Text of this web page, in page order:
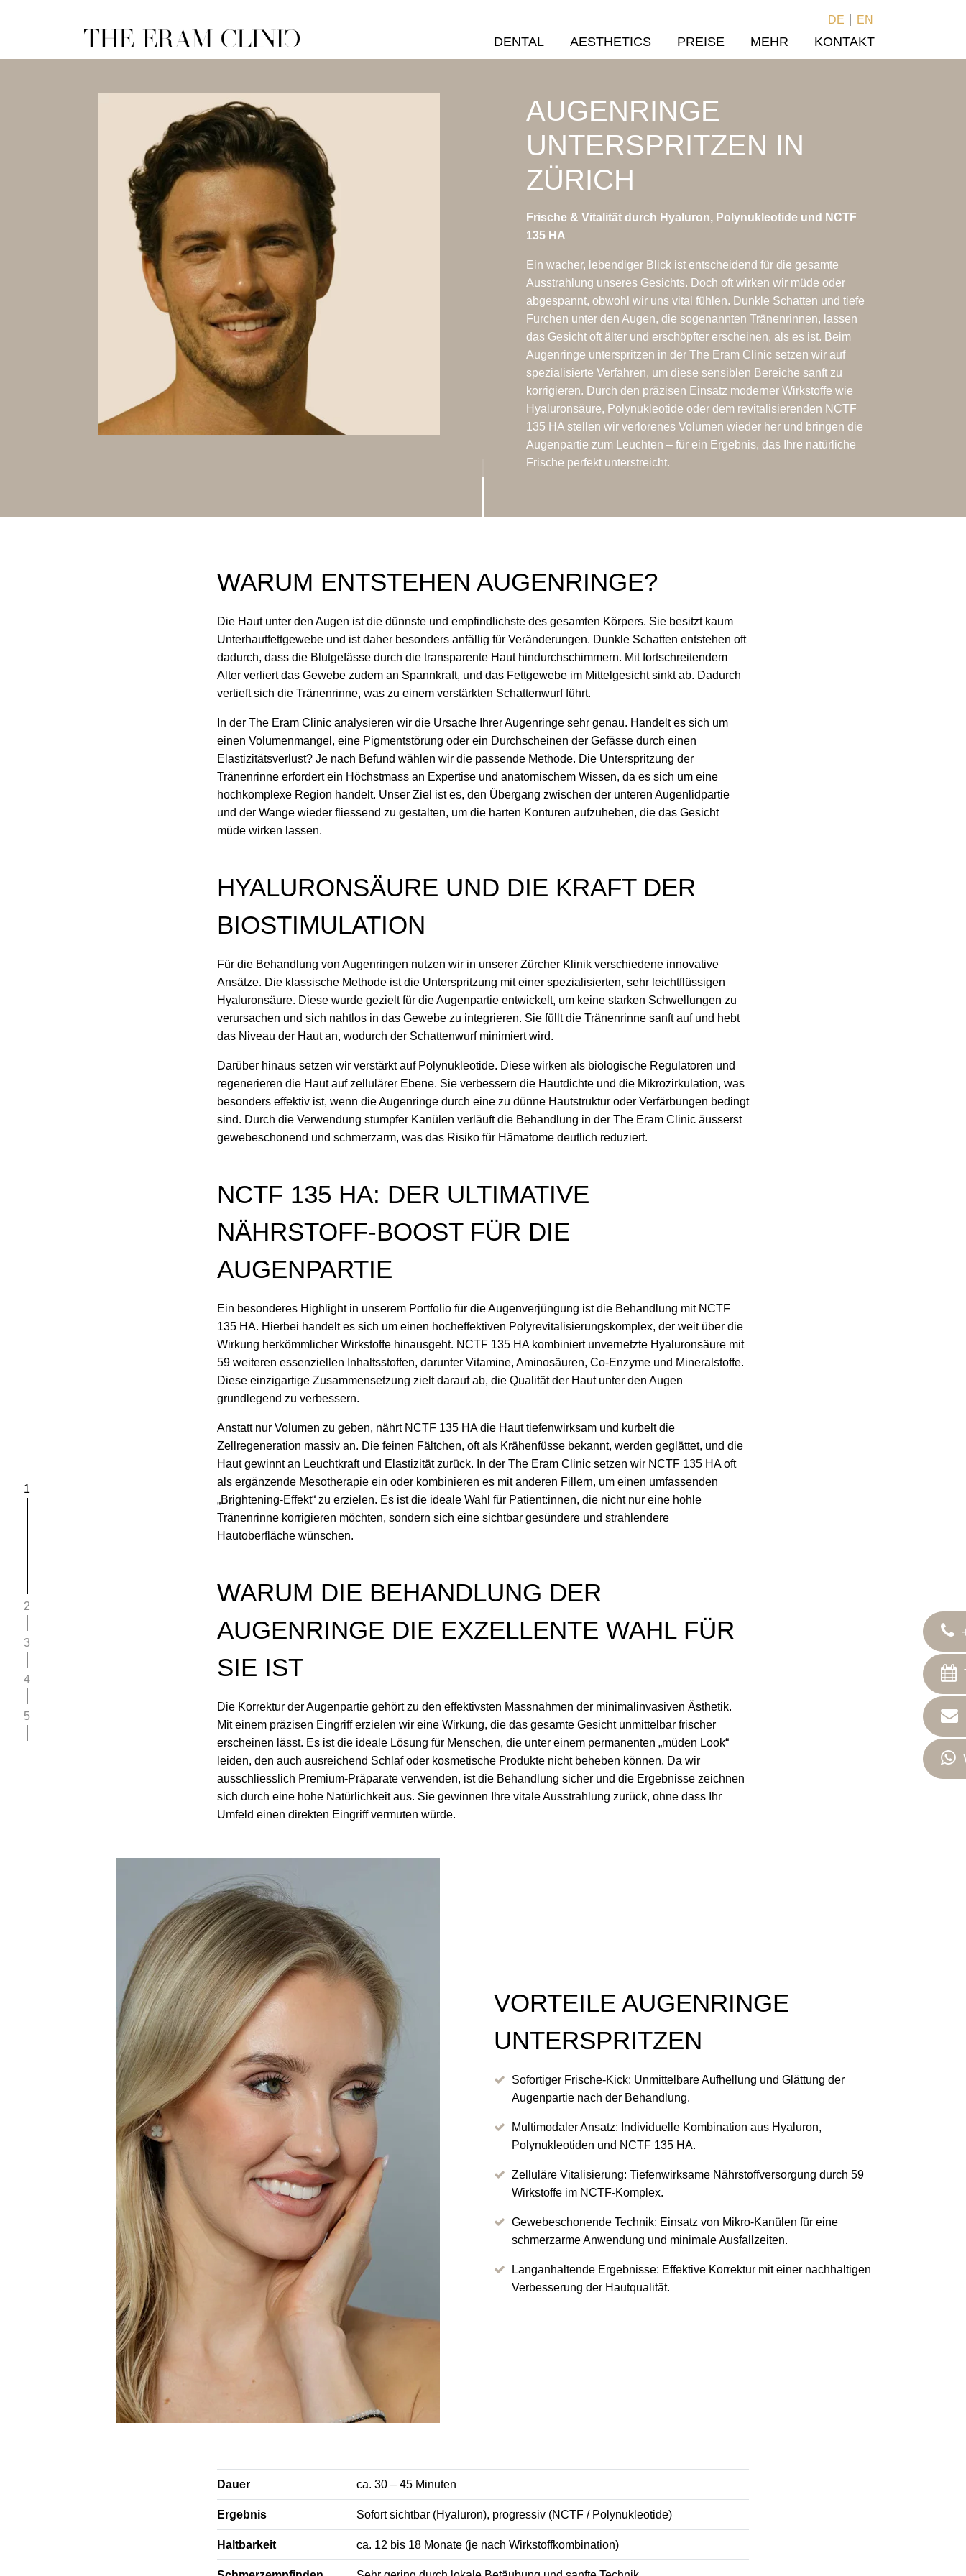
DE EN
DENTAL AESTHETICS PREISE MEHR KONTAKT
AUGENRINGE
UNTERSPRITZEN IN
ZÜRICH
Frische & Vitalität durch Hyaluron, Polynukleotide und NCTF
135 HA
Ein wacher, lebendiger Blick ist entscheidend für die gesamte
Ausstrahlung unseres Gesichts. Doch oft wirken wir müde oder
abgespannt, obwohl wir uns vital fühlen. Dunkle Schatten und tiefe
Furchen unter den Augen, die sogenannten Tränenrinnen, lassen
das Gesicht oft älter und erschöpfter erscheinen, als es ist. Beim
Augenringe unterspritzen in der The Eram Clinic setzen wir auf
spezialisierte Verfahren, um diese sensiblen Bereiche sanft zu
korrigieren. Durch den präzisen Einsatz moderner Wirkstoffe wie
Hyaluronsäure, Polynukleotide oder dem revitalisierenden NCTF
135 HA stellen wir verlorenes Volumen wieder her und bringen die
Augenpartie zum Leuchten – für ein Ergebnis, das Ihre natürliche
Frische perfekt unterstreicht.
1
2
3
4
5
WARUM ENTSTEHEN AUGENRINGE?
Die Haut unter den Augen ist die dünnste und empfindlichste des gesamten Körpers. Sie besitzt kaum
Unterhautfettgewebe und ist daher besonders anfällig für Veränderungen. Dunkle Schatten entstehen oft
dadurch, dass die Blutgefässe durch die transparente Haut hindurchschimmern. Mit fortschreitendem
Alter verliert das Gewebe zudem an Spannkraft, und das Fettgewebe im Mittelgesicht sinkt ab. Dadurch
vertieft sich die Tränenrinne, was zu einem verstärkten Schattenwurf führt.
In der The Eram Clinic analysieren wir die Ursache Ihrer Augenringe sehr genau. Handelt es sich um
einen Volumenmangel, eine Pigmentstörung oder ein Durchscheinen der Gefässe durch einen
Elastizitätsverlust? Je nach Befund wählen wir die passende Methode. Die Unterspritzung der
Tränenrinne erfordert ein Höchstmass an Expertise und anatomischem Wissen, da es sich um eine
hochkomplexe Region handelt. Unser Ziel ist es, den Übergang zwischen der unteren Augenlidpartie
und der Wange wieder fliessend zu gestalten, um die harten Konturen aufzuheben, die das Gesicht
müde wirken lassen.
HYALURONSÄURE UND DIE KRAFT DER
BIOSTIMULATION
Für die Behandlung von Augenringen nutzen wir in unserer Zürcher Klinik verschiedene innovative
Ansätze. Die klassische Methode ist die Unterspritzung mit einer spezialisierten, sehr leichtflüssigen
Hyaluronsäure. Diese wurde gezielt für die Augenpartie entwickelt, um keine starken Schwellungen zu
verursachen und sich nahtlos in das Gewebe zu integrieren. Sie füllt die Tränenrinne sanft auf und hebt
das Niveau der Haut an, wodurch der Schattenwurf minimiert wird.
Darüber hinaus setzen wir verstärkt auf Polynukleotide. Diese wirken als biologische Regulatoren und
regenerieren die Haut auf zellulärer Ebene. Sie verbessern die Hautdichte und die Mikrozirkulation, was
besonders effektiv ist, wenn die Augenringe durch eine zu dünne Hautstruktur oder Verfärbungen bedingt
sind. Durch die Verwendung stumpfer Kanülen verläuft die Behandlung in der The Eram Clinic äusserst
gewebeschonend und schmerzarm, was das Risiko für Hämatome deutlich reduziert.
NCTF 135 HA: DER ULTIMATIVE
NÄHRSTOFF-BOOST FÜR DIE
AUGENPARTIE
Ein besonderes Highlight in unserem Portfolio für die Augenverjüngung ist die Behandlung mit NCTF
135 HA. Hierbei handelt es sich um einen hocheffektiven Polyrevitalisierungskomplex, der weit über die
Wirkung herkömmlicher Wirkstoffe hinausgeht. NCTF 135 HA kombiniert unvernetzte Hyaluronsäure mit
59 weiteren essenziellen Inhaltsstoffen, darunter Vitamine, Aminosäuren, Co-Enzyme und Mineralstoffe.
Diese einzigartige Zusammensetzung zielt darauf ab, die Qualität der Haut unter den Augen
grundlegend zu verbessern.
Anstatt nur Volumen zu geben, nährt NCTF 135 HA die Haut tiefenwirksam und kurbelt die
Zellregeneration massiv an. Die feinen Fältchen, oft als Krähenfüsse bekannt, werden geglättet, und die
Haut gewinnt an Leuchtkraft und Elastizität zurück. In der The Eram Clinic setzen wir NCTF 135 HA oft
als ergänzende Mesotherapie ein oder kombinieren es mit anderen Fillern, um einen umfassenden
„Brightening-Effekt“ zu erzielen. Es ist die ideale Wahl für Patient:innen, die nicht nur eine hohle
Tränenrinne korrigieren möchten, sondern sich eine sichtbar gesündere und strahlendere
Hautoberfläche wünschen.
WARUM DIE BEHANDLUNG DER
AUGENRINGE DIE EXZELLENTE WAHL FÜR
SIE IST
Die Korrektur der Augenpartie gehört zu den effektivsten Massnahmen der minimalinvasiven Ästhetik.
Mit einem präzisen Eingriff erzielen wir eine Wirkung, die das gesamte Gesicht unmittelbar frischer
erscheinen lässt. Es ist die ideale Lösung für Menschen, die unter einem permanenten „müden Look“
leiden, den auch ausreichend Schlaf oder kosmetische Produkte nicht beheben können. Da wir
ausschliesslich Premium-Präparate verwenden, ist die Behandlung sicher und die Ergebnisse zeichnen
sich durch eine hohe Natürlichkeit aus. Sie gewinnen Ihre vitale Ausstrahlung zurück, ohne dass Ihr
Umfeld einen direkten Eingriff vermuten würde.
VORTEILE AUGENRINGE
UNTERSPRITZEN
Sofortiger Frische-Kick: Unmittelbare Aufhellung und Glättung der
Augenpartie nach der Behandlung.
Multimodaler Ansatz: Individuelle Kombination aus Hyaluron,
Polynukleotiden und NCTF 135 HA.
Zelluläre Vitalisierung: Tiefenwirksame Nährstoffversorgung durch 59
Wirkstoffe im NCTF-Komplex.
Gewebeschonende Technik: Einsatz von Mikro-Kanülen für eine
schmerzarme Anwendung und minimale Ausfallzeiten.
Langanhaltende Ergebnisse: Effektive Korrektur mit einer nachhaltigen
Verbesserung der Hautqualität.
Dauer ca. 30 – 45 Minuten
Ergebnis Sofort sichtbar (Hyaluron), progressiv (NCTF / Polynukleotide)
Haltbarkeit ca. 12 bis 18 Monate (je nach Wirkstoffkombination)